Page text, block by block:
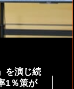
を演じ続
1％策が